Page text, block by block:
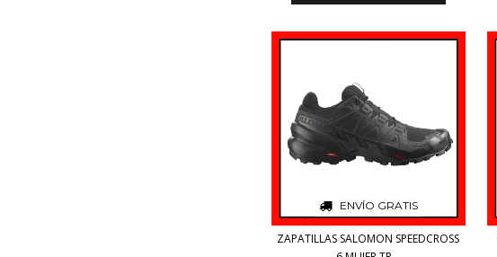
ENVÍO GRATIS
ZAPATILLAS SALOMON SPEEDCROSS